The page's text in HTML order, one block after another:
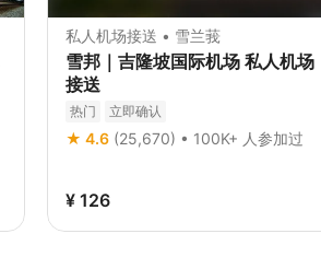
私人机场接送 • 雪兰莪
雪邦｜吉隆坡国际机场 私人机场
接送
热门 立即确认
★ 4.6 (25,670) • 100K+ 人参加过
¥ 126